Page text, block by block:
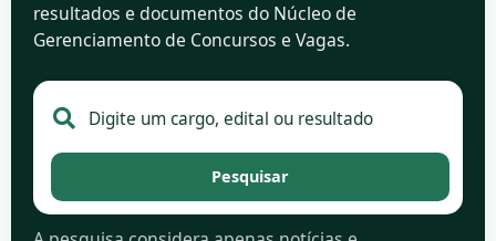
resultados e documentos do Núcleo de
Gerenciamento de Concursos e Vagas.
Pesquisar no portal de concursos
Pesquisar